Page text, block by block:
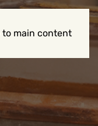
to main content